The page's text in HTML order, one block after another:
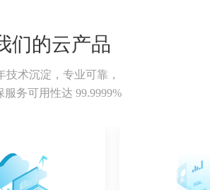
们的云产品
技术沉淀，专业可靠，
服务可用性达 99.9999%